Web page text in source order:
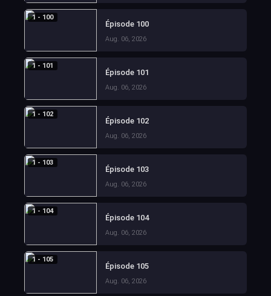
1 - 100
Épisode 100
Aug. 06, 2026
1 - 101
Épisode 101
Aug. 06, 2026
1 - 102
Épisode 102
Aug. 06, 2026
1 - 103
Épisode 103
Aug. 06, 2026
1 - 104
Épisode 104
Aug. 06, 2026
1 - 105
Épisode 105
Aug. 06, 2026